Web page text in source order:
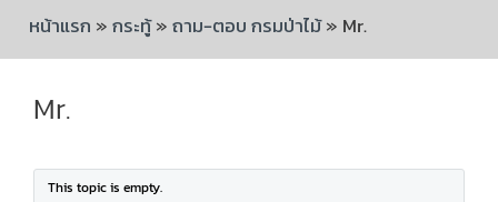
หน้าแรก »กระทู้»ถาม-ตอบ กรมป่าไม้» Mr.
Mr.
This topic is empty.